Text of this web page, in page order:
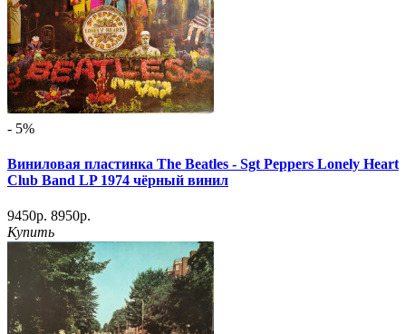
- 5%
Виниловая пластинка The Beatles - Sgt Peppers Lonely Heart
Club Band LP 1974 чёрный винил
9450р. 8950р.
Купить